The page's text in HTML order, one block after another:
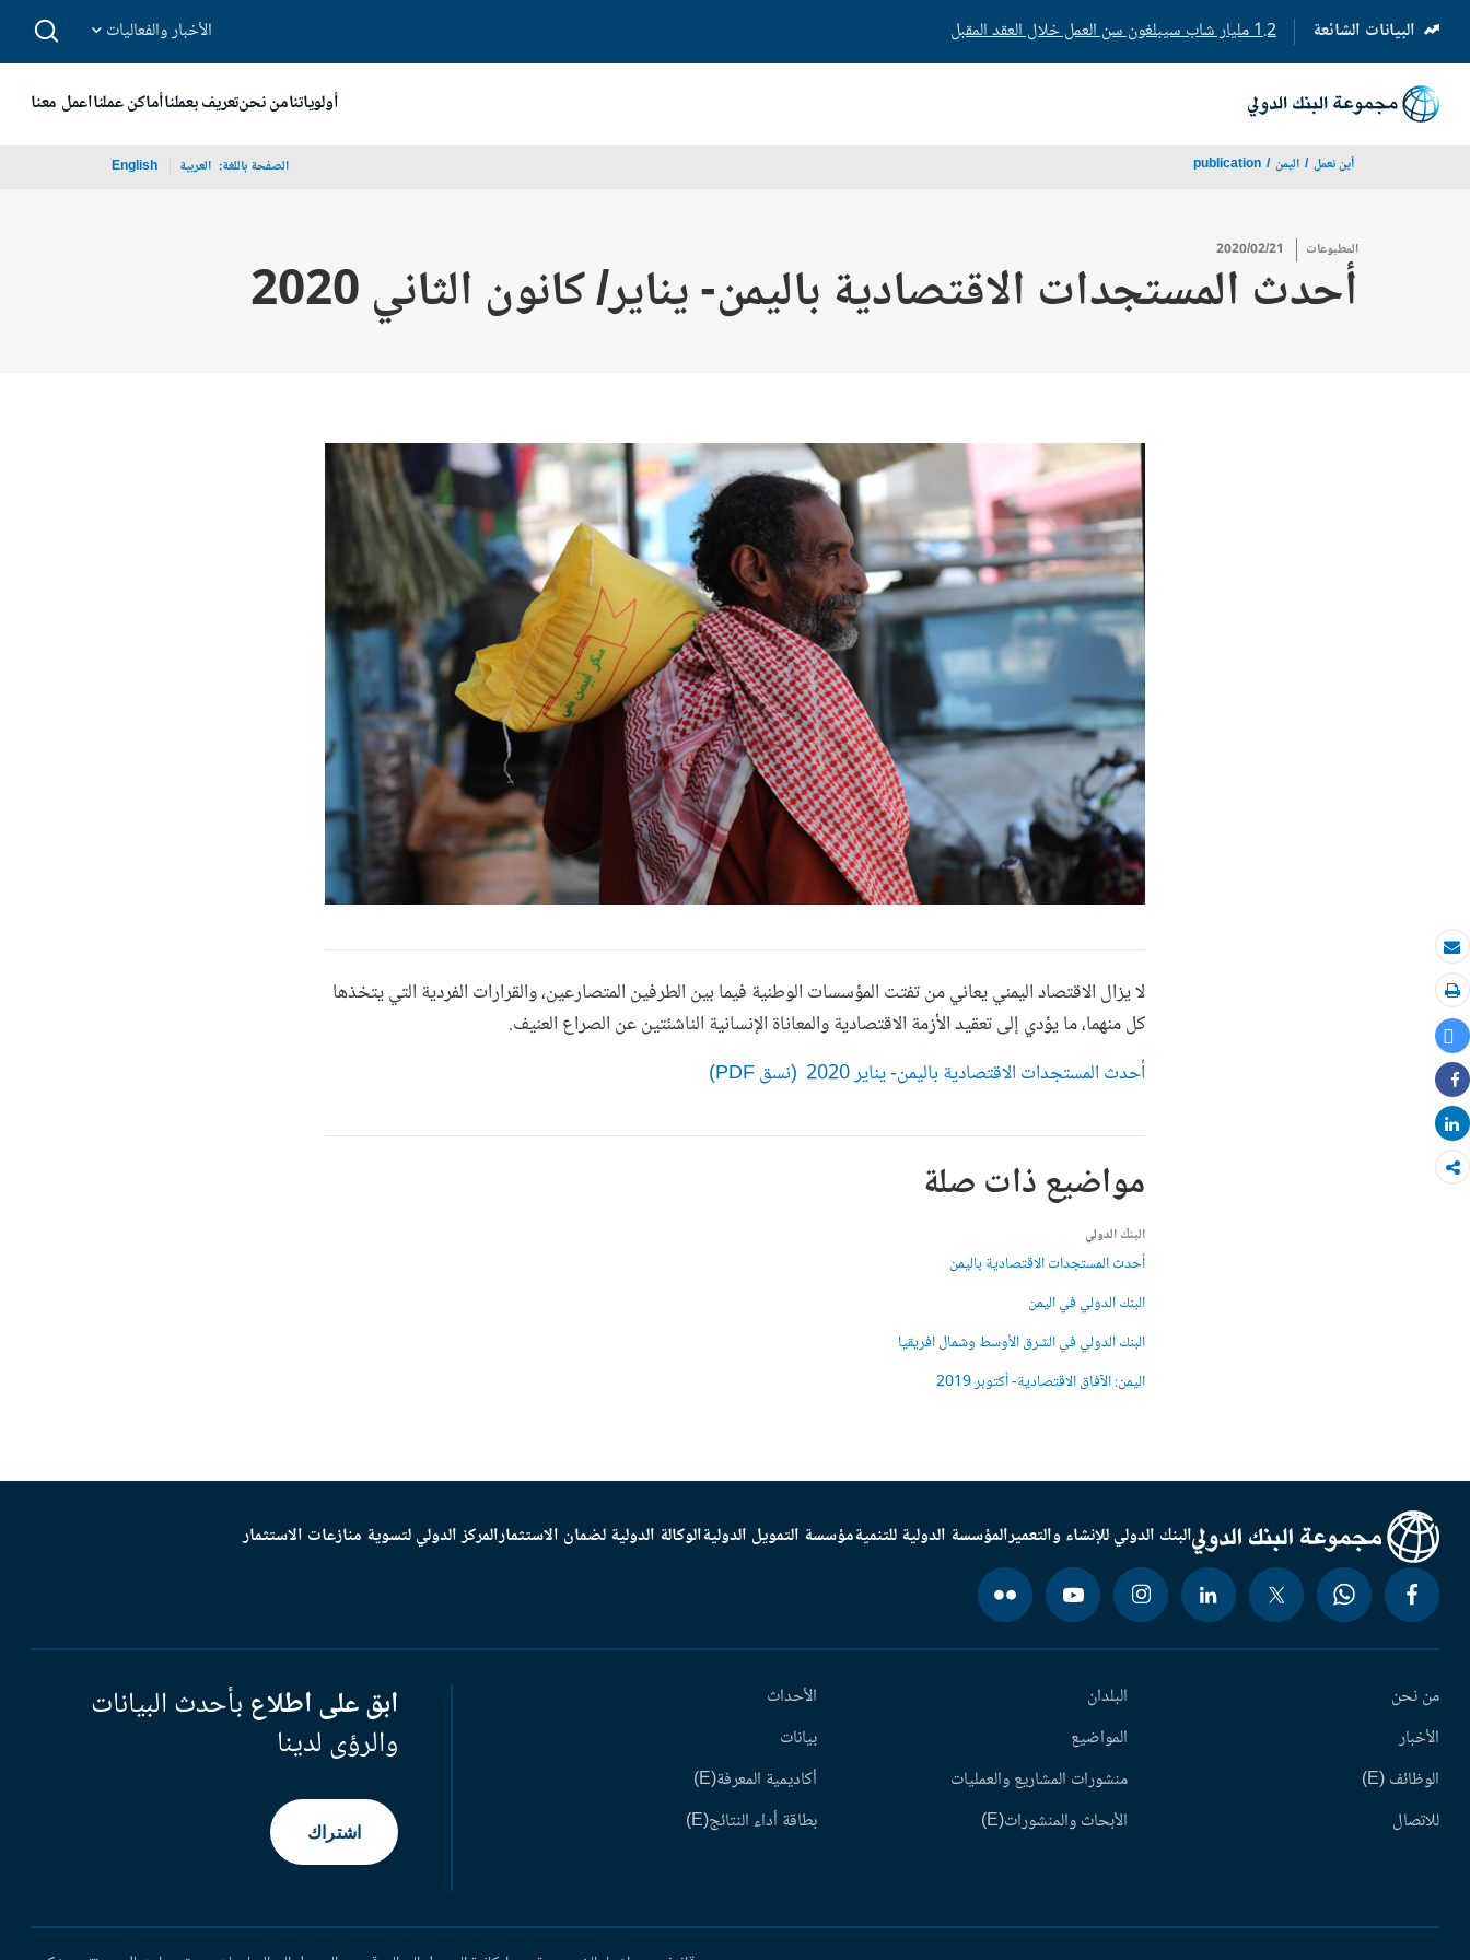
البيانات الشائعة 1.2 مليار شاب سيبلغون سن العمل خلال العقد المقبل
(opens
in
a
new
الأخبار والفعاليات
أولوياتنامن نحنتعريف بعملناأماكن عملنااعمل معنا
أين نعمل اليمن publication الصفحة باللغة: العربية English
المطبوعات 2020/02/21
أحدث المستجدات الاقتصادية باليمن- يناير/ كانون الثاني 2020
بريد الكتروني
طباعة
Tweet
Share
Share
لا يزال الاقتصاد اليمني يعاني من تفتت المؤسسات الوطنية فيما بين الطرفين المتصارعين، والقرارات الفردية التي يتخذها
كل منهما، ما يؤدي إلى تعقيد الأزمة الاقتصادية والمعاناة الإنسانية الناشئتين عن الصراع العنيف.
أحدث المستجدات الاقتصادية باليمن- يناير 2020 (نسق PDF)
مواضيع ذات صلة
البنك الدولي
أحدث المستجدات الاقتصادية باليمن
البنك الدولي في اليمن
البنك الدولي في الشرق الأوسط وشمال افريقيا
اليمن: الآفاق الاقتصادية- أكتوبر 2019
البنك الدولي للإنشاء والتعميرالمؤسسة الدولية للتنميةمؤسسة التمويل الدوليةالوكالة الدولية لضمان الاستثمارالمركز الدولي لتسوية منازعات الاستثمار
من نحن
الأخبار
الوظائف (E)
للاتصال
البلدان
المواضيع
منشورات المشاريع والعمليات
الأبحاث والمنشورات(E)
الأحداث
بيانات
أكاديمية المعرفة(E)
بطاقة أداء النتائج(E)
ابق على اطلاع بأحدث البيانات
والرؤى لدينا
اشتراك